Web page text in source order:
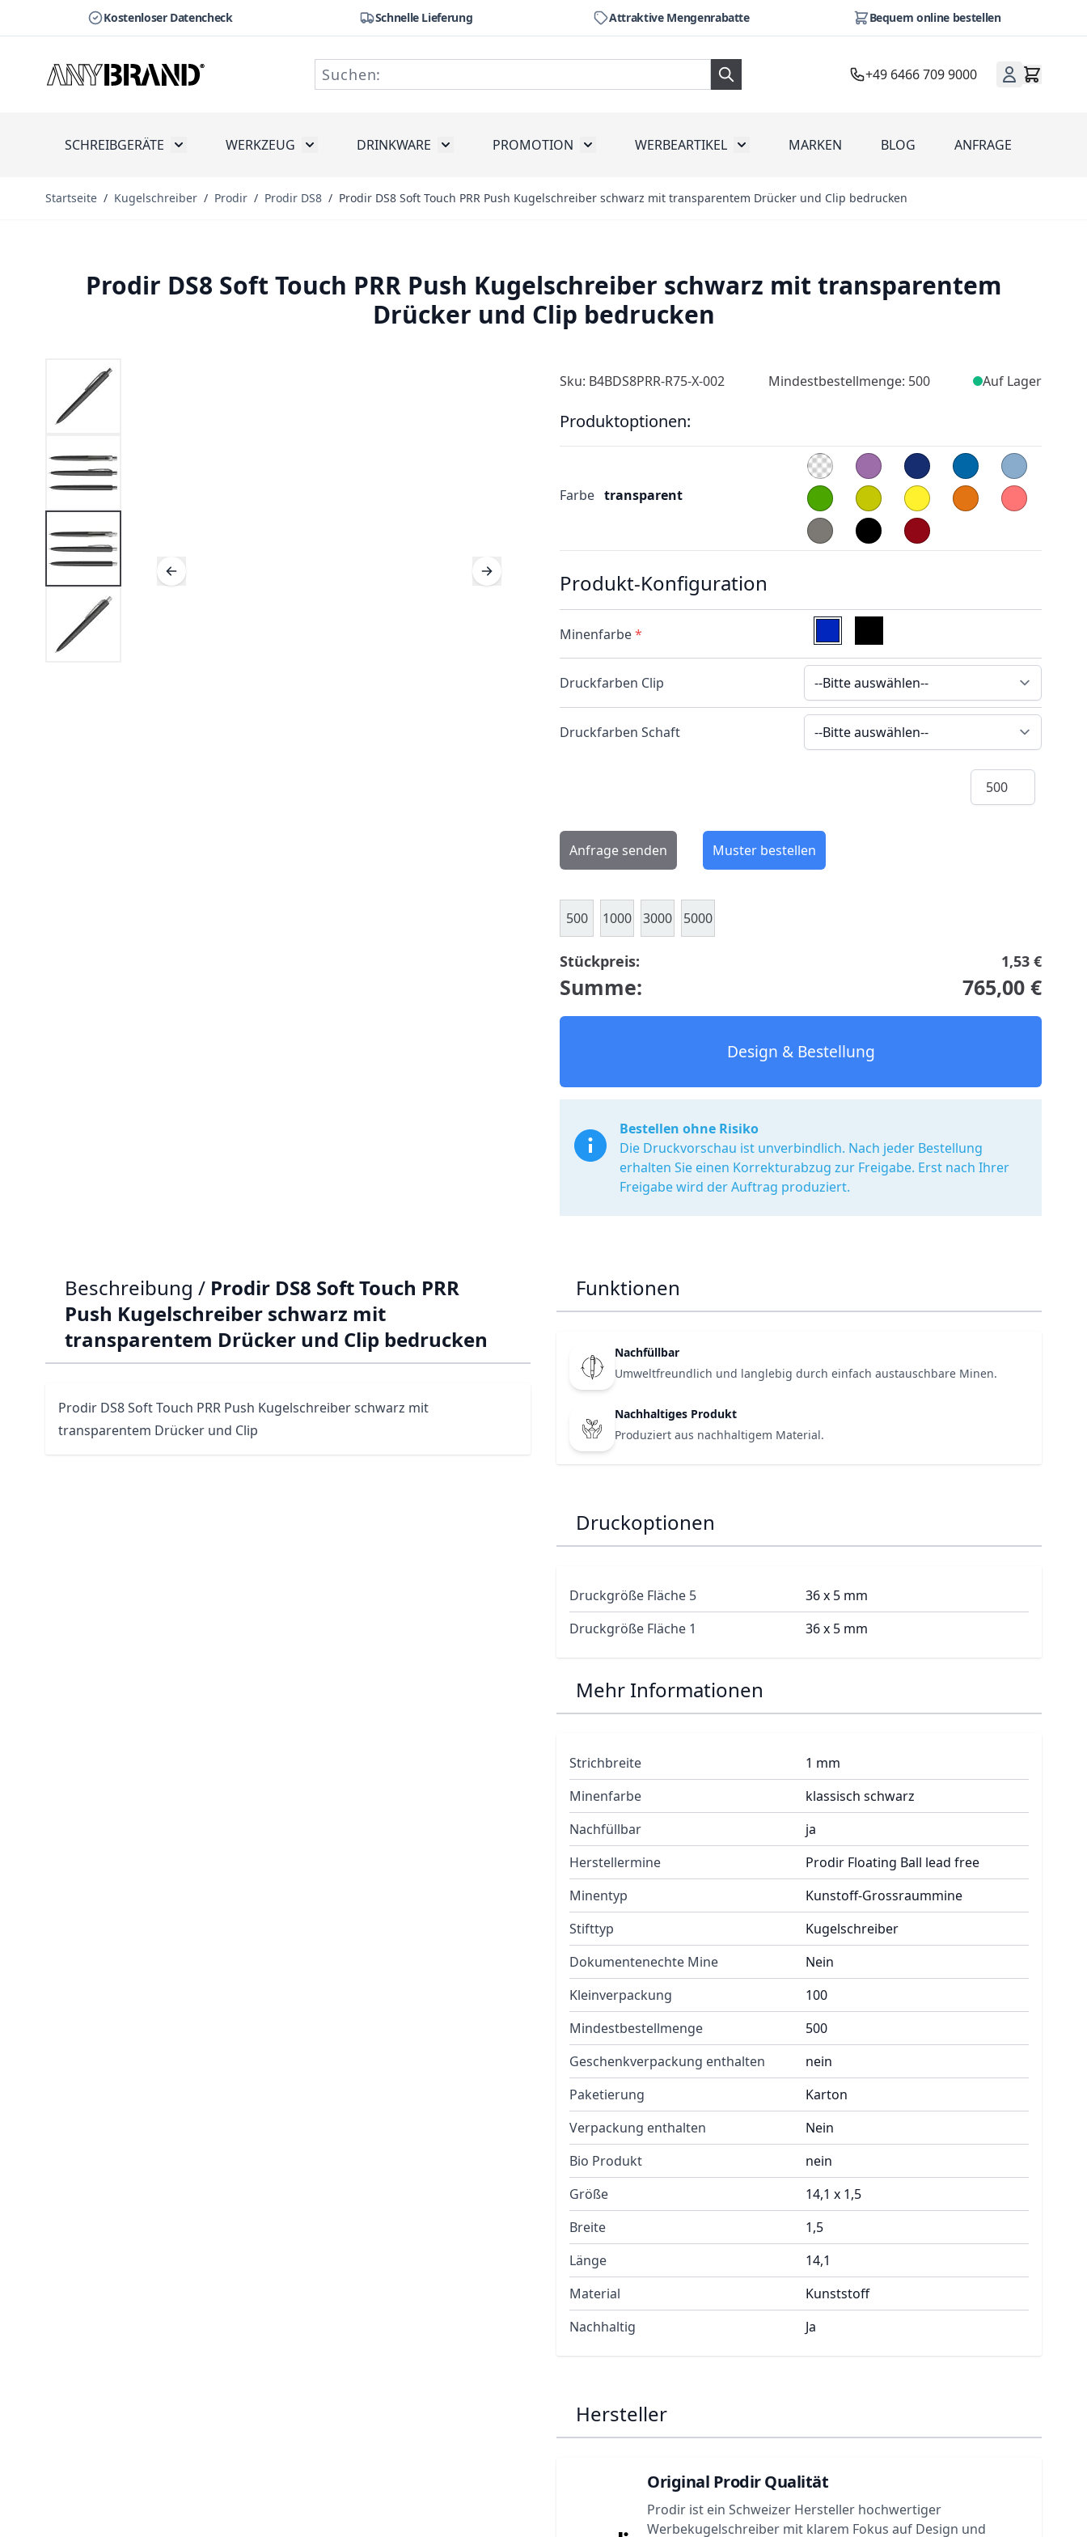
Kostenloser Datencheck Schnelle Lieferung Attraktive Mengenrabatte Bequem online bestellen
+49 6466 709 9000
SCHREIBGERÄTE Toggle submenu for Schreibgeräte
WERKZEUG Toggle submenu for Werkzeug
DRINKWARE Toggle submenu for Drinkware
PROMOTION Toggle submenu for Promotion
WERBEARTIKEL Toggle submenu for Werbeartikel
MARKEN BLOG ANFRAGE
Startseite / Kugelschreiber / Prodir / Prodir DS8 / Prodir DS8 Soft Touch PRR Push Kugelschreiber schwarz mit transparentem Drücker und Clip bedrucken
Prodir DS8 Soft Touch PRR Push Kugelschreiber schwarz mit transparentem
Drücker und Clip bedrucken
Sku: B4BDS8PRR-R75-X-002 Mindestbestellmenge: 500 Auf Lager
Produktoptionen:
Farbe transparent
Produkt-Konfiguration
Minenfarbe*
Druckfarben Clip
Druckfarben Schaft
Menge
Anfrage senden Muster bestellen
500 1000 3000 5000
Stückpreis: 1,53 €
Summe: 765,00 €
Design & Bestellung
Bestellen ohne Risiko
Die Druckvorschau ist unverbindlich. Nach jeder Bestellung
erhalten Sie einen Korrekturabzug zur Freigabe. Erst nach Ihrer
Freigabe wird der Auftrag produziert.
Beschreibung / Prodir DS8 Soft Touch PRR
Push Kugelschreiber schwarz mit
transparentem Drücker und Clip bedrucken
Prodir DS8Soft Touch PRR Push Kugelschreiber schwarz mit
transparentem Drücker und Clip
Funktionen
Nachfüllbar
Umweltfreundlich und langlebig durch einfach austauschbare Minen.
Nachhaltiges Produkt
Produziert aus nachhaltigem Material.
Druckoptionen
Druckgröße Fläche 5
36 x 5 mm
Druckgröße Fläche 1
36 x 5 mm
Mehr Informationen
Strichbreite
1 mm
Minenfarbe
klassisch schwarz
Nachfüllbar
ja
Herstellermine
Prodir Floating Ball lead free
Minentyp
Kunstoff-Grossraummine
Stifttyp
Kugelschreiber
Dokumentenechte Mine
Nein
Kleinverpackung
100
Mindestbestellmenge
500
Geschenkverpackung enthalten
nein
Paketierung
Karton
Verpackung enthalten
Nein
Bio Produkt
nein
Größe
14,1 x 1,5
Breite
1,5
Länge
14,1
Material
Kunststoff
Nachhaltig
Ja
Hersteller
Original Prodir Qualität
Prodir ist ein Schweizer Hersteller hochwertiger
Werbekugelschreiber mit klarem Fokus auf Design und